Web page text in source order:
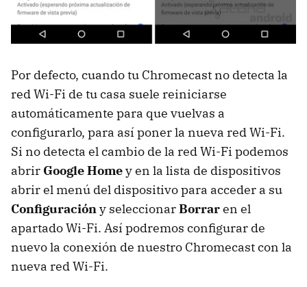
Por defecto, cuando tu Chromecast no detecta la
red Wi-Fi de tu casa suele reiniciarse
automáticamente para que vuelvas a
configurarlo, para así poner la nueva red Wi-Fi.
Si no detecta el cambio de la red Wi-Fi podemos
abrir Google Homey en la lista de dispositivos
abrir el menú del dispositivo para acceder a su
Configuracióny seleccionarBorraren el
apartado Wi-Fi. Así podremos configurar de
nuevo la conexión de nuestro Chromecast con la
nueva red Wi-Fi.